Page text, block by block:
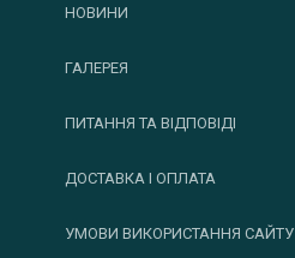
НОВИНИ
ГАЛЕРЕЯ
ПИТАННЯ ТА ВІДПОВІДІ
ДОСТАВКА І ОПЛАТА
УМОВИ ВИКОРИСТАННЯ САЙТУ